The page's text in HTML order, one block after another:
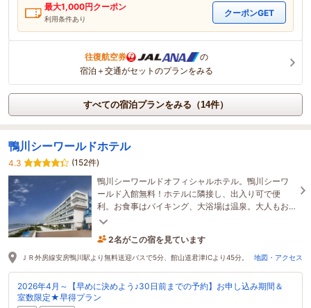
最大1,000円クーポン
利用条件あり
クーポンGET
往復航空券
の
宿泊＋交通がセットのプランをみる
すべての宿泊プランをみる（14件）
鴨川シーワールドホテル
4.3
(152件)
鴨川シーワールドオフィシャルホテル。鴨川シーワ
ールド入館無料！ホテルに隣接し、出入り可で便
利。お食事はバイキング、大浴場は温泉。大人もお
子様もお楽しみ頂けます。
2名がこの宿を見ています
5時間前に予約されました
ＪＲ外房線安房鴨川駅より無料送迎バスで5分、館山道君津ICより45分。 地図・アクセス
2026年4月～【早めに決めよう♪30日前までの予約】お申し込み期間＆
室数限定★早得プラン